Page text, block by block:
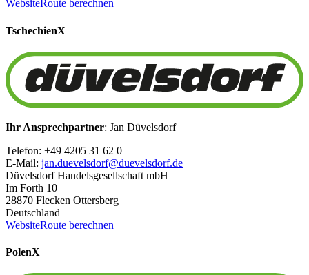
WebsiteRoute berechnen
TschechienX
Ihr Ansprechpartner: Jan Düvelsdorf
Telefon: +49 4205 31 62 0
E-Mail: jan.duevelsdorf@duevelsdorf.de
Düvelsdorf Handelsgesellschaft mbH
Im Forth 10
28870 Flecken Ottersberg
Deutschland
WebsiteRoute berechnen
PolenX